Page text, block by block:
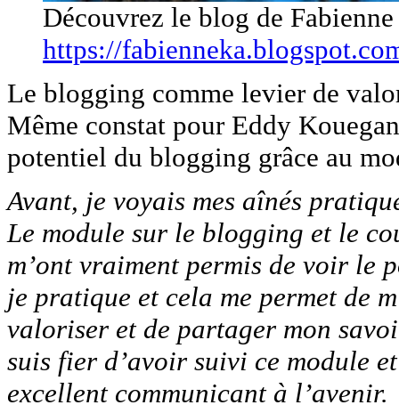
Découvrez le blog de
https://
Le blogging comme levier de
Même constat pour Eddy
potentiel du blogging grâce au
Avant, je voyais mes aînés
Le module sur le blogging et le
m’ont vraiment permis de voir le
je pratique et cela me permet de
valoriser et de partager mon
suis fier d’avoir suivi ce module
excellent communicant à l’avenir.